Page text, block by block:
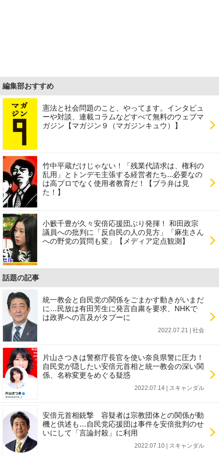
編集部おすすめ
憲法と社会問題のこと、やってます。インタビュ
ーや対談、連載コラムなどすべて無料のウェブマ
ガジン【マガジン９（マガジンキュウ）】
竹中平蔵だけじゃない！「残業代請求は、権利の
乱用」とトンデモ主張する経営者たち...必要なの
は高プロでなく使用者教育だ！【ブラ弁は見
た！】
小籔千豊が久々安倍応援団ぶり発揮！ 和田政宗
議員への批判に「反自民の人の見方」「麻生さん
への野党の質問も変」【メディア定点観測】
話題の記事
統一教会と自民党の関係をごまかす動きがいまだ
に…民放は有田芳生に発言自粛を要求、NHKで
は政界への言及がタブーに
2022.07.21 | 社会
片山さつきは警察庁長官を使い奈良県警に圧力！
自民党が隠したい安倍元首相と統一教会の深い関
係、名称変更をめぐる疑惑
2022.07.14 | スキャンダル
安倍元首相銃撃 容疑者は宗教団体との関係が動
機と供述も…自民党応援団は事件を安倍批判のせ
いにして「言論封殺」に利用
2022.07.10 | スキャンダル